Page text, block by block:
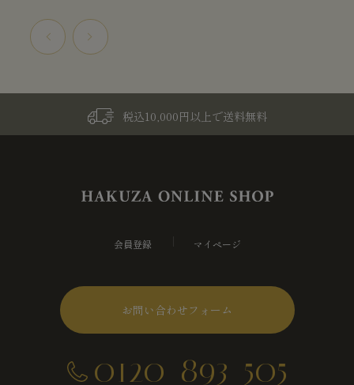
税込10,000円以上で送料無料
会員登録 マイページ
お問い合わせフォーム
0120-893-505